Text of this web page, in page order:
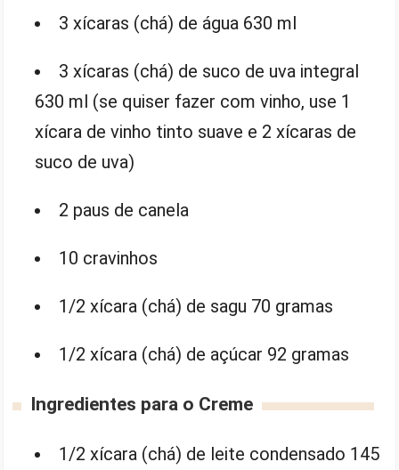
3 xícaras (chá) de água 630 ml
3 xícaras (chá) de suco de uva integral
630 ml (se quiser fazer com vinho, use 1
xícara de vinho tinto suave e 2 xícaras de
suco de uva)
2 paus de canela
10 cravinhos
1/2 xícara (chá) de sagu 70 gramas
1/2 xícara (chá) de açúcar 92 gramas
Ingredientes para o Creme
1/2 xícara (chá) de leite condensado 145